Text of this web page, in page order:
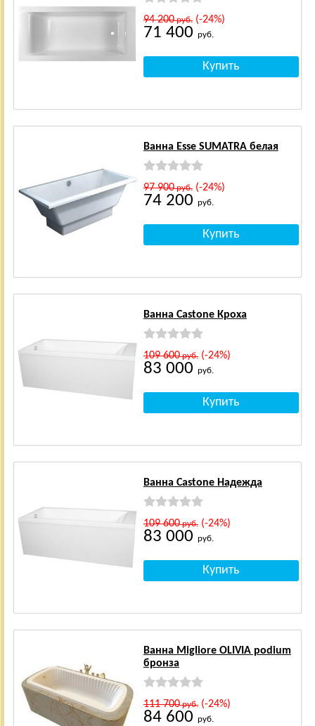
94 200руб.(-24%)
71 400 руб.
Ванна Esse SUMATRA белая
97 900руб.(-24%)
74 200 руб.
Ванна Castone Кроха
109 600руб.(-24%)
83 000 руб.
Ванна Castone Надежда
109 600руб.(-24%)
83 000 руб.
Ванна Migliore OLIVIA podium
бронза
111 700руб.(-24%)
84 600 руб.